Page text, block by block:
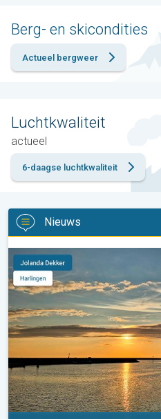
Berg- en skicondities
Actueel bergweer
Luchtkwaliteit
actueel
6-daagse luchtkwaliteit
Nieuws
De weerfoto van de week.